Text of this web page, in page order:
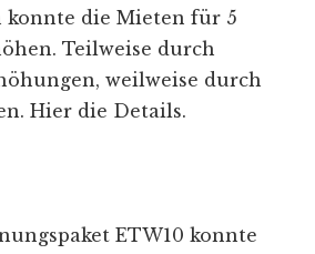
konnte die Mieten für 5
Teilweise durch
weilweise durch
Hier die Details.
ETW10 konnte